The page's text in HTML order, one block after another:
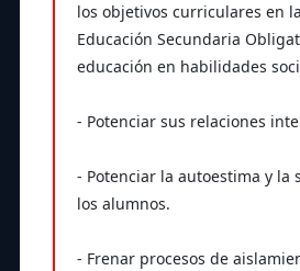
los objetivos curriculares en
Educación Secundaria
educación en habilidades
- Potenciar sus relaciones
- Potenciar la autoestima y la
los alumnos.
- Frenar procesos de